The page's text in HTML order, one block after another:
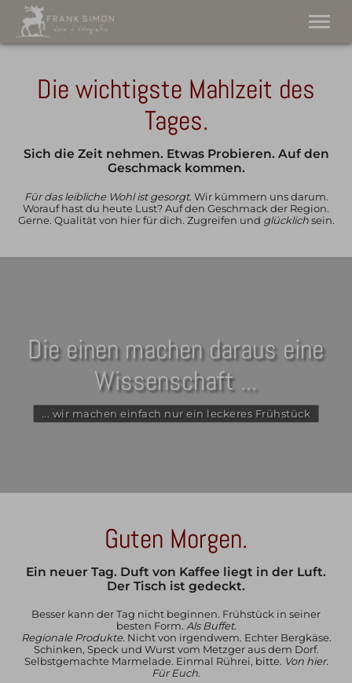
Weinhandel
Tel.+43 6505 338 001
Die wichtigste Mahlzeit des
Tages.
Sich die Zeit nehmen. Etwas Probieren. Auf den
Geschmack kommen.
Für das leibliche Wohl ist gesorgt. Wir kümmern uns darum.
Worauf hast du heute Lust? Auf den Geschmack der Region.
Gerne. Qualität von hier für dich. Zugreifen und glücklichsein.
Die einen machen daraus eine
Wissenschaft ...
... wir machen einfach nur ein leckeres Frühstück
Guten Morgen.
Ein neuer Tag. Duft von Kaffee liegt in der Luft.
Der Tisch ist gedeckt.
Besser kann der Tag nicht beginnen. Frühstück in seiner
besten Form. Als Buffet.
Regionale Produkte. Nicht von irgendwem. Echter Bergkäse.
Schinken, Speck und Wurst vom Metzger aus dem Dorf.
Selbstgemachte Marmelade. Einmal Rührei, bitte. Von hier.
Für Euch.